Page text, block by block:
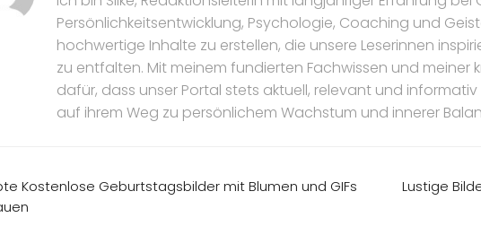
Persönlichkeitsentwicklung, Psychologie, Coaching und
hochwertige Inhalte zu erstellen, die unsere Leserinnen
zu entfalten. Mit meinem fundierten Fachwissen und meiner
dafür, dass unser Portal stets aktuell, relevant und informativ
auf ihrem Weg zu persönlichem Wachstum und innerer
Kostenlose Geburtstagsbilder mit Blumen und GIFs
Lustige